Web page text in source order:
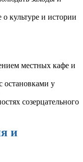
культуре и истории
местных кафе и
остановками у
созерцательного
и